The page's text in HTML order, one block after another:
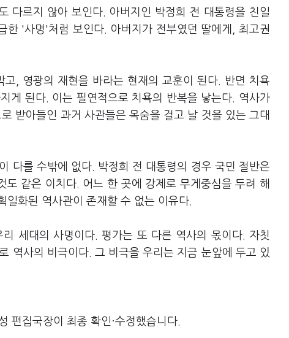
다르지 않아 보인다. 아버지인 박정희 전 대통령을 친일
'사명'처럼 보인다. 아버지가 전부였던 딸에게, 최고권
, 영광의 재현을 바라는 현재의 교훈이 된다. 반면 치욕
게 된다. 이는 필연적으로 치욕의 반복을 낳는다. 역사가
받아들인 과거 사관들은 목숨을 걸고 날 것을 있는 그대
다를 수밖에 없다. 박정희 전 대통령의 경우 국민 절반은
같은 이치다. 어느 한 곳에 강제로 무게중심을 두려 해
화된 역사관이 존재할 수 없는 이유다.
세대의 사명이다. 평가는 또 다른 역사의 몫이다. 자칫
역사의 비극이다. 그 비극을 우리는 지금 눈앞에 두고 있
편집국장이 최종 확인·수정했습니다.